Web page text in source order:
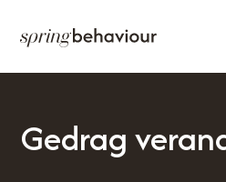
35.000+ deelnemers
Gedrag